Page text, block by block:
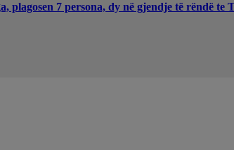
7 persona, dy në gjendje të rëndë te